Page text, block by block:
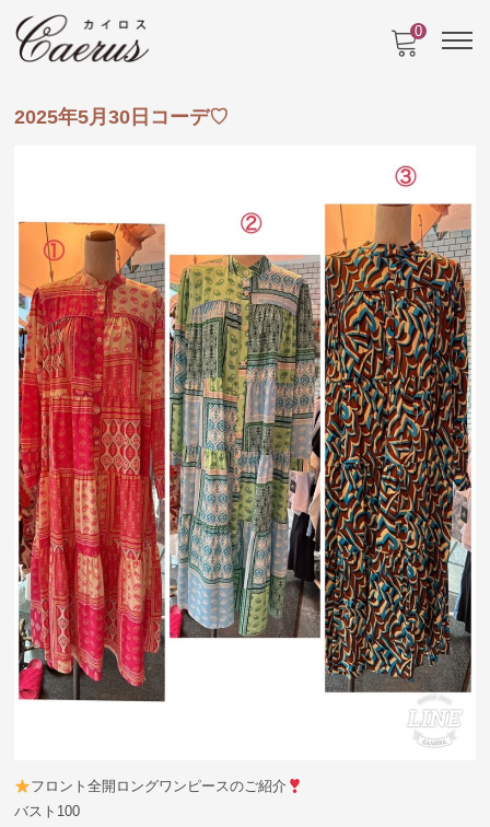
0
2025年5月30日コーデ♡
フロント全開ロングワンピースのご紹介
バスト100